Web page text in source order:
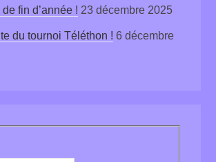
fin d’année ! 23 décembre 2025
du tournoi Téléthon ! 6 décembre